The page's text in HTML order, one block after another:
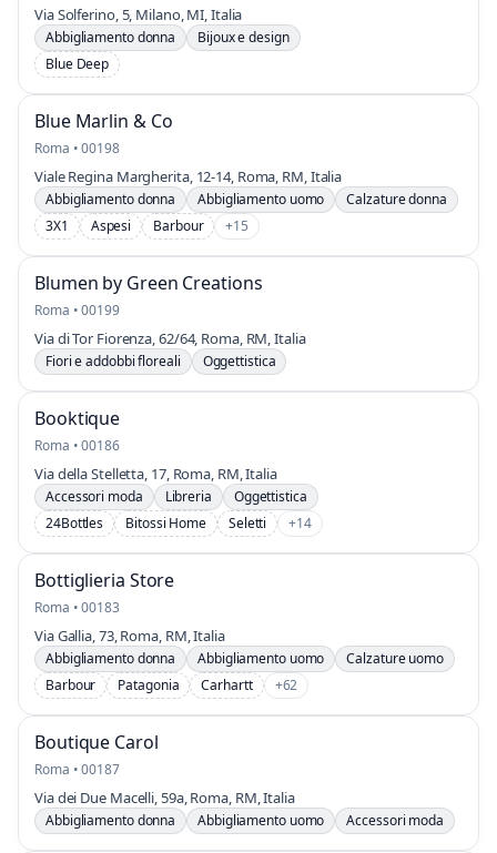
Via Solferino, 5, Milano, MI, Italia
Abbigliamento donna
Bijoux e design
Blue Deep
Blue Marlin & Co
Roma • 00198
Viale Regina Margherita, 12-14, Roma, RM, Italia
Abbigliamento donna Abbigliamento uomo
Calzature donna
3X1
Aspesi Barbour +15
Blumen by Green Creations
Roma • 00199
Via di Tor Fiorenza, 62/64, Roma, RM, Italia
Fiori e addobbi floreali Oggettistica
Booktique
Roma • 00186
Via della Stelletta, 17, Roma, RM, Italia
Accessori moda Libreria
Oggettistica
24Bottles
Bitossi Home Seletti +14
Bottiglieria Store
Roma • 00183
Via Gallia, 73, Roma, RM, Italia
Abbigliamento donna Abbigliamento uomo
Calzature uomo
Barbour
Patagonia Carhartt +62
Boutique Carol
Roma • 00187
Via dei Due Macelli, 59a, Roma, RM, Italia
Abbigliamento donna Abbigliamento uomo Accessori moda